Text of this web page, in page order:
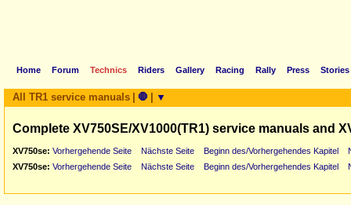
Home Forum Technics Riders Gallery Racing Rally Press Stories
All TR1 service manuals 🛑 ▼
Complete XV750SE/XV1000(TR1) service manuals and
XV750se: Vorhergehende Seite Nächste Seite Beginn des/Vorhergehendes Kapitel
XV750se: Vorhergehende Seite Nächste Seite Beginn des/Vorhergehendes Kapitel